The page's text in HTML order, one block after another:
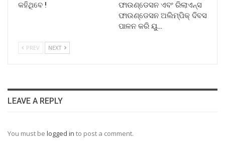
କହିଥିବେ !
ଫାଉଣ୍ଡେସନ ଏବଂ ରିଲାଏନ୍ସ
ଫାଉଣ୍ଡେସନ ଅଲିମ୍ପିକ୍ ଦିବସ
ପାଳନ କରି ୟୁ…
PREV NEXT
LEAVE A REPLY
You must be logged in to post a comment.